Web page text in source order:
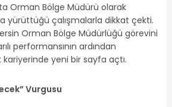
Orman Bölge Müdürü olarak
yürüttüğü çalışmalarla dikkat çekti.
Orman Bölge Müdürlüğü görevini
performansının ardından
kariyerinde yeni bir sayfa açtı.
Vurgusu